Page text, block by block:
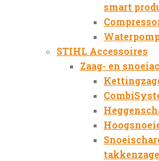
smart
STIHL Accessoires
Zaag- en